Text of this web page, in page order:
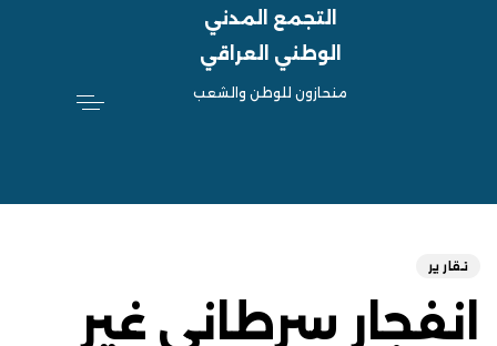
التجمع المدني
الوطني العراقي
منحازون للوطن والشعب
تقارير
انفجار سرطاني غير